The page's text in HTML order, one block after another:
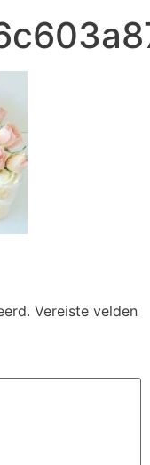
Vereiste velden